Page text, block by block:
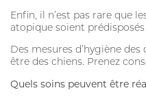
Enfin, il n’est pas rare que
atopique soient
Des mesures d’hygiène
être des chiens. Prenez
Quels soins peuvent être